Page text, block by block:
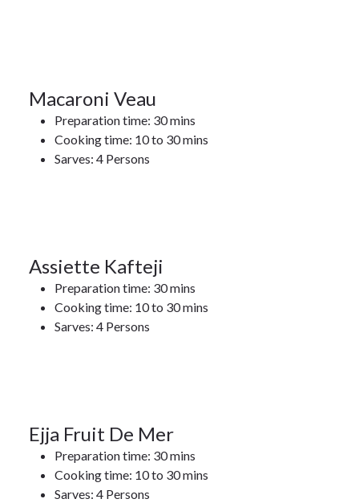
17
JAN 2022
Macaroni Veau
Preparation time: 30 mins
Cooking time: 10 to 30 mins
Sarves: 4 Persons
17
JAN 2022
17Jan
Assiette Kafteji
Preparation time: 30 mins
Cooking time: 10 to 30 mins
Sarves: 4 Persons
17
JAN 2022
17Jan
Ejja Fruit De Mer
Preparation time: 30 mins
Cooking time: 10 to 30 mins
Sarves: 4 Persons
17Jan